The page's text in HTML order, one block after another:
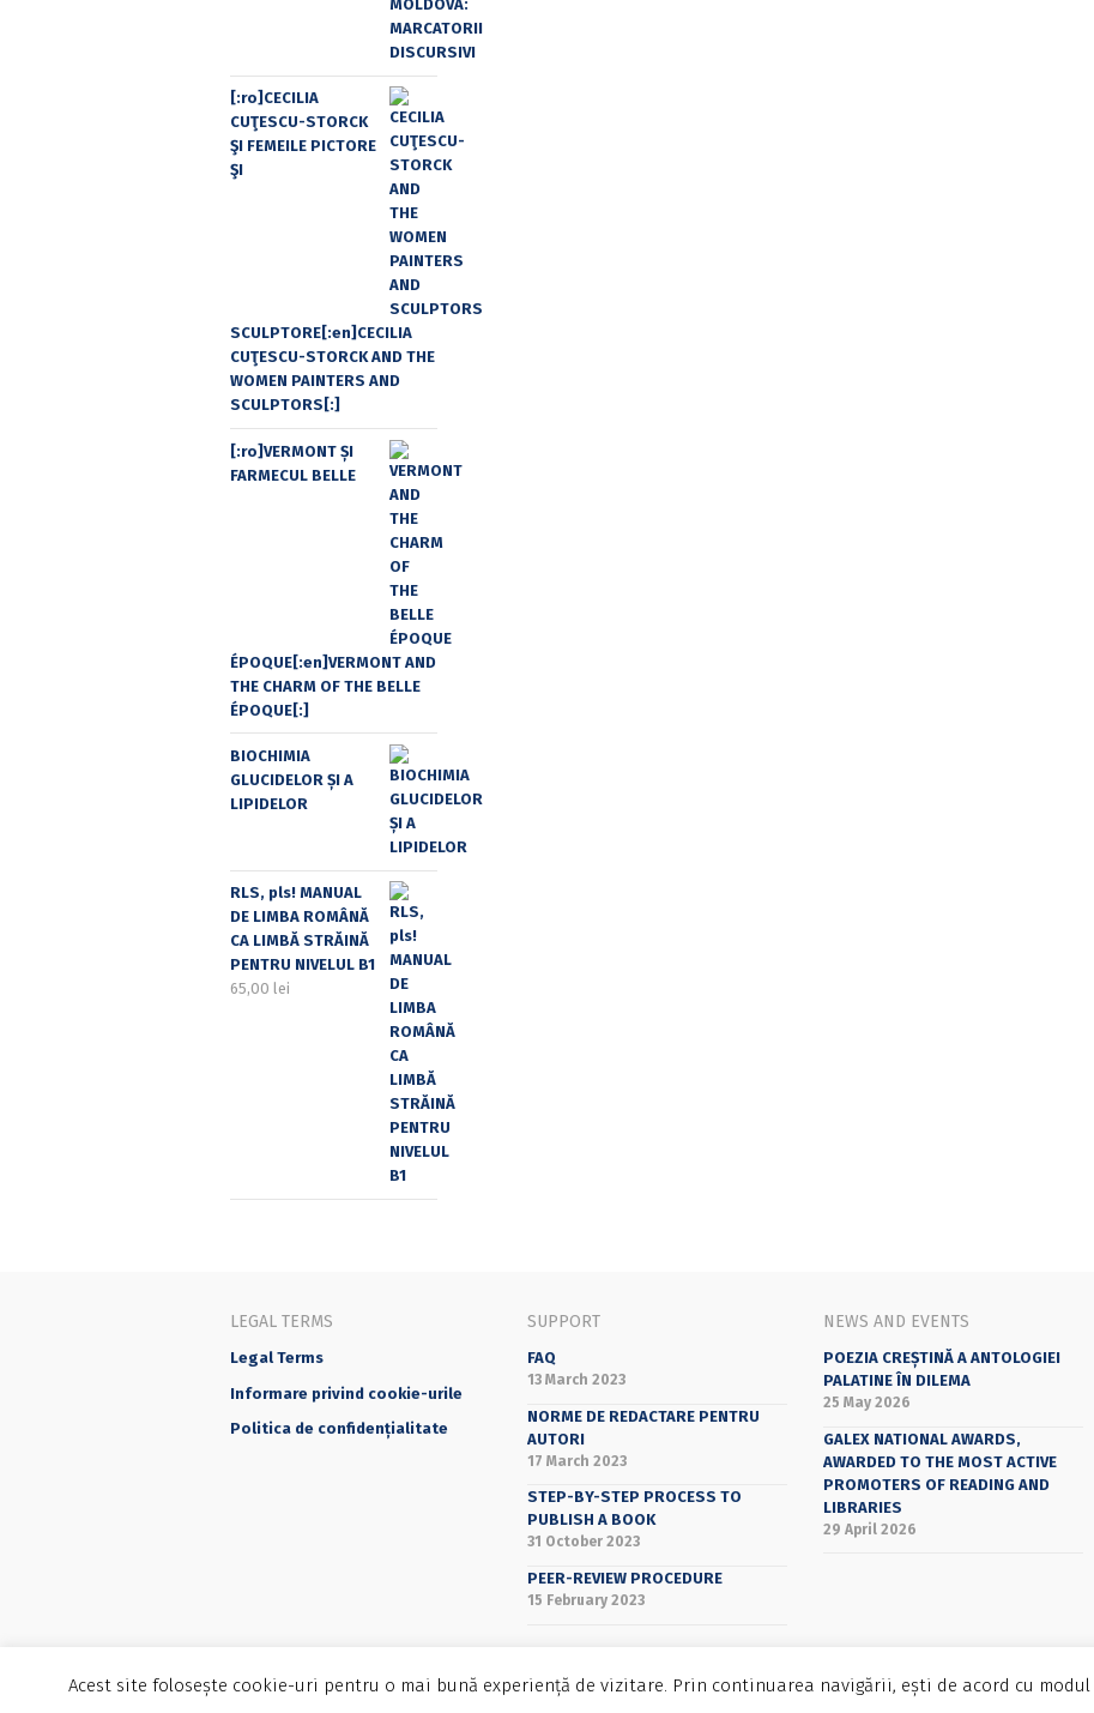
[:ro]CECILIA
CUŢESCU-STORCK
ŞI FEMEILE PICTORE
ŞI
SCULPTORE[:en]CECILIA
CUŢESCU-STORCK AND THE
WOMEN PAINTERS AND
SCULPTORS[:]
[:ro]VERMONT ȘI
FARMECUL BELLE
ÉPOQUE[:en]VERMONT AND
THE CHARM OF THE BELLE
ÉPOQUE[:]
BIOCHIMIA
GLUCIDELOR ȘI A
LIPIDELOR
RLS, pls! MANUAL
DE LIMBA ROMÂNĂ
CA LIMBĂ STRĂINĂ
PENTRU NIVELUL B1
65,00 lei
LEGAL TERMS
Legal Terms
Informare privind cookie-urile
Politica de confidențialitate
SUPPORT
FAQ
13 March 2023
NORME DE REDACTARE PENTRU
AUTORI
17 March 2023
STEP-BY-STEP PROCESS TO
PUBLISH A BOOK
31 October 2023
PEER-REVIEW PROCEDURE
15 February 2023
NEWS AND EVENTS
POEZIA CREȘTINĂ A ANTOLOGIEI
PALATINE ÎN DILEMA
25 May 2026
GALEX NATIONAL AWARDS,
AWARDED TO THE MOST ACTIVE
PROMOTERS OF READING AND
LIBRARIES
29 April 2026
©2025 Editura Universității din București - Bucharest University Press
Acest site folosește cookie-uri pentru o mai bună experiență de vizitare. Prin continuarea navigării, ești de acord cu